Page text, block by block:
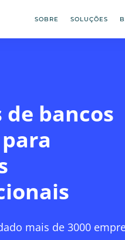
SOBRE SOLUÇÕES
de bancos
mais de 3000